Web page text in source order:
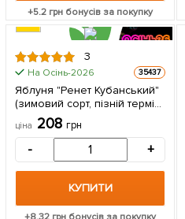
+5.2 грн бонусів за покупку
3
На Осінь-2026 35437
Яблуня "Ренет Кубанський"
(зимовий сорт, пізній термін
дозрівання) 1 саджанець в
упаковці
ціна 208грн
- +
КУПИТИ